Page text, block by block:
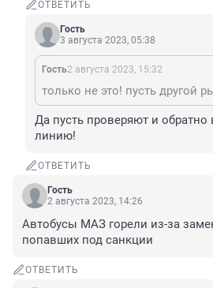
ОТВЕТИТЬ
Гость
3 августа 2023, 05:38
Гость2 августа 2023, 15:32
только не это! пусть другой
Да пусть проверяют и
линию!
ОТВЕТИТЬ
Гость
2 августа 2023, 14:26
Автобусы МАЗ горели из-за
попавших под санкции
ОТВЕТИТЬ